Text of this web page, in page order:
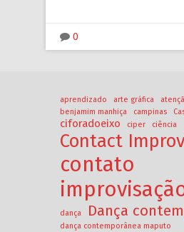
0
aprendizado arte gráfica
benjamim manhiça
campinas
ciforadoeixo ciper ciência
Contact
contato
dança Dança
dança contemporânea maputo